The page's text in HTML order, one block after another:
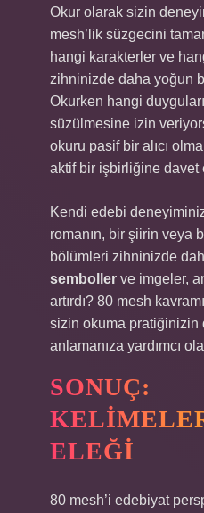
Okur olarak sizin
mesh’lik süzgecini
hangi karakterler ve
zihninizde daha yoğun
Okurken hangi
süzülmesine izin
okuru pasif bir alıcı
aktif bir işbirliğine davet
Kendi edebi
romanın, bir şiirin veya
bölümleri zihninizde
semboller ve imgeler,
artırdı? 80 mesh
sizin okuma pratiğinizin
anlamanıza yardımcı
SONUÇ:
ELEĞI
80 mesh’i edebiyat